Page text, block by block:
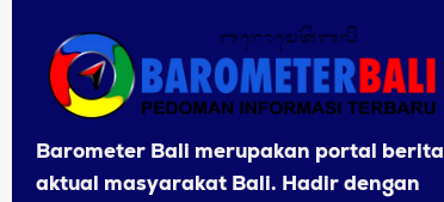
Barometer Bali merupakan portal berita
aktual masyarakat Bali. Hadir dengan